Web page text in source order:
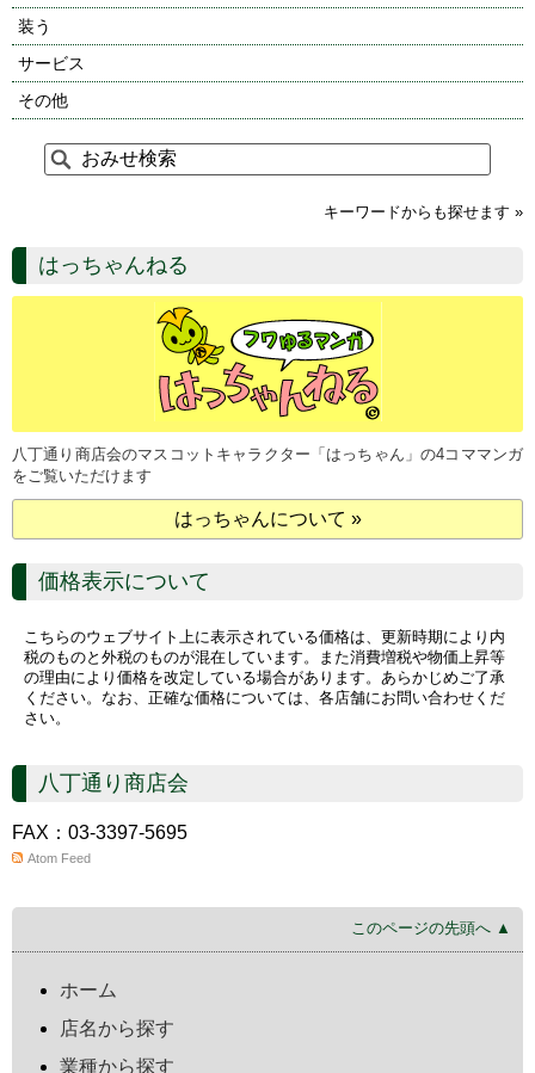
装う
サービス
その他
キーワードからも探せます »
はっちゃんねる
八丁通り商店会のマスコットキャラクター「はっちゃん」の4コママンガ
をご覧いただけます
はっちゃんについて »
価格表示について
こちらのウェブサイト上に表示されている価格は、更新時期により内
税のものと外税のものが混在しています。また消費増税や物価上昇等
の理由により価格を改定している場合があります。あらかじめご了承
ください。なお、正確な価格については、各店舗にお問い合わせくだ
さい。
八丁通り商店会
FAX：03-3397-5695
Atom Feed
このページの先頭へ ▲
ホーム
店名から探す
業種から探す